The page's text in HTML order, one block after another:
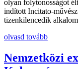
olyan folytonosságot
indított Incitato-
tizenkilencedik
olvasd tovább
Nemzetközi